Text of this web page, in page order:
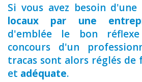
Si vous avez besoin d'une
locaux par une
d'emblée le bon
concours d'un
tracas sont alors réglés de
et adéquate.